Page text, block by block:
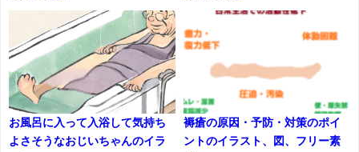
お風呂に入って入浴して気持ち
よさそうなおじいちゃんのイラ
褥瘡の原因・予防・対策のポイ
ントのイラスト、図、フリー素